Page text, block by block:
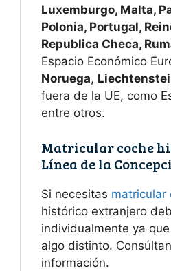
Luxemburgo, Malta,
Polonia, Portugal,
Republica Checa,
Espacio Económico
Noruega,
fuera de la UE, como
entre otros.
Matricular coche
Línea de la
Si necesitas matricular
histórico extranjero
individualmente ya
algo distinto.
información.